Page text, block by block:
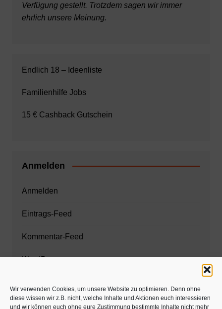
Wir verwenden Cookies, um unsere Website zu optimieren. Denn ohne
diese wissen wir z.B. nicht, welche Inhalte und Aktionen euch interessieren
und wir können euch ohne eure Zustimmung bestimmte Inhalte nicht mehr
Verfügung gestellt. Trotzdem sagen wir immer
ehrlich unsere Meinung.
Endlich 18 – Ideenliste
Familienhilfe Jobs
15 € Cashback Gutschein
Anmelden
Anmelden
Eintrags-Feed
Kommentar-Feed
WordPress.org
Zahnarzt München